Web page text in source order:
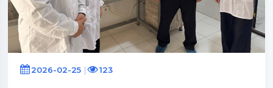
2026-02-25 123